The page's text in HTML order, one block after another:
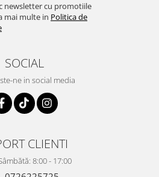
newsletter cu promotiile
mai multe in Politica de
SOCIAL
ne in social media
CLIENTI
8:00 - 17:00